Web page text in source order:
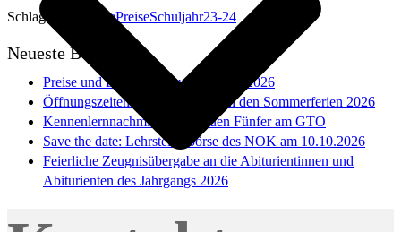
Schlagwörter: LobePreiseSchuljahr23-24
Neueste Beiträge
Preise und Lobe im Schuljahr 2025/2026
Öffnungszeiten des Sekretariats in den Sommerferien 2026
Kennenlernnachmittag der neuen Fünfer am GTO
Save the date: Lehrstellenbörse des NOK am 10.10.2026
Feierliche Zeugnisübergabe an die Abiturientinnen und
Abiturienten des Jahrgangs 2026